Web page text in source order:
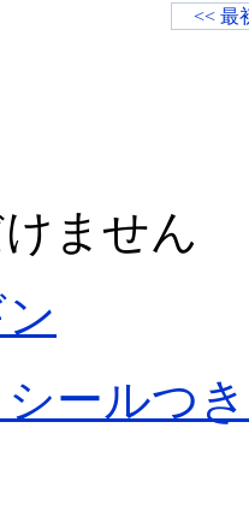
<< 最
ません
ールつ